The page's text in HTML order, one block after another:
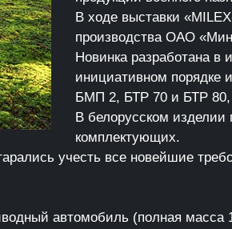
В ходе выставки
производства ОАО
Новинка разработана в
инициативном порядке
БМП 2, БТР 70 и БТР 80,
В белорусском изделии
комплектующих.
учесть все новейшие
автомобиль (полная